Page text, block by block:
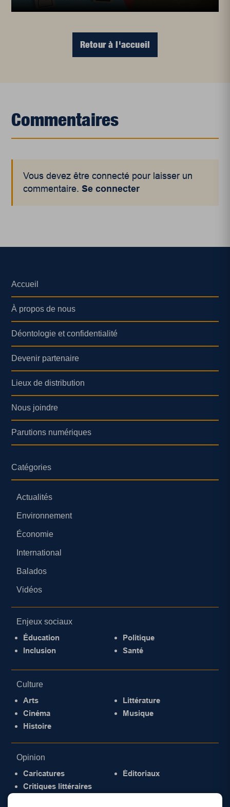
Retour à l'accueil
Commentaires
Vous devez être connecté pour laisser un
commentaire.Se connecter
Accueil
À propos de nous
Déontologie et confidentialité
Devenir partenaire
Lieux de distribution
Nous joindre
Parutions numériques
Catégories
Actualités
Environnement
Économie
International
Balados
Vidéos
Enjeux sociaux
Éducation
Inclusion
Politique
Santé
Culture
Arts
Cinéma
Histoire
Littérature
Musique
Opinion
Caricatures
Critiques littéraires
Éditoriaux